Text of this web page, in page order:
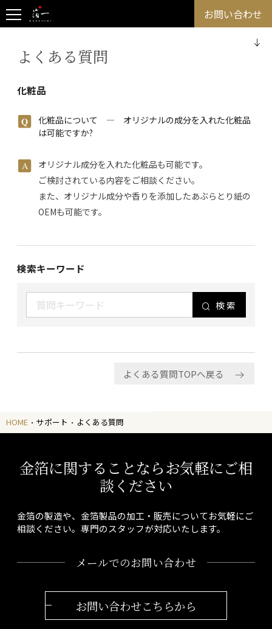
お問い合わせ
よくある質問
化粧品
化粧品について ― オリジナルの成分を入れた化粧品
は可能ですか?
オリジナル成分を入れた化粧品も可能です。
ご検討されている内容をご相談ください。
また、オリジナル成分や香りを添加したあぶらとり紙の
OEMも可能です。
検索キーワード
検索
よくある質問TOPへ戻る
HOME サポート よくある質問
金箔に関することならお気軽にご相
談ください
金箔の製造や、金箔製品の加工・販売についてお気軽にご
相談ください。専門のスタッフが対応いたします。
メールでのお問い合わせ
お問い合わせこちらから